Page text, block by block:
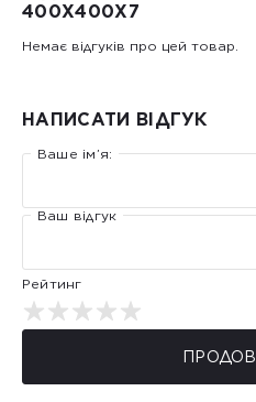
400Х400Х7
Немає відгуків про цей товар.
НАПИСАТИ ВІДГУК
Ваше ім’я:
Ваш відгук
Рейтинг